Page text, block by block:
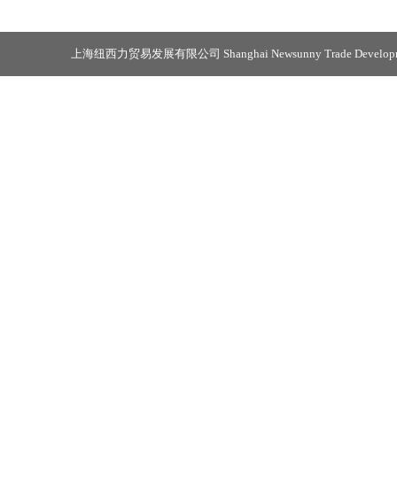
上海纽西力贸易发展有限公司 Shanghai Newsunny Trade